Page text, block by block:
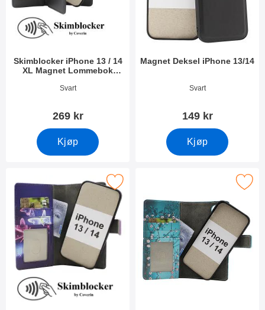
Skimblocker iPhone 13 / 14
XL Magnet Lommebok
Varenummer 41845
Svart
269 kr
Kjøp
Magnet Deksel iPhone 13/14
Varenummer 51135
Svart
149 kr
Kjøp
iPhone 13 / 14 Magnet Lommebok Deksel Design som
Merk skimblocker iPhone 13 / 14 Magnet